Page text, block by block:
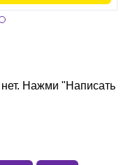
Нажми "Написать